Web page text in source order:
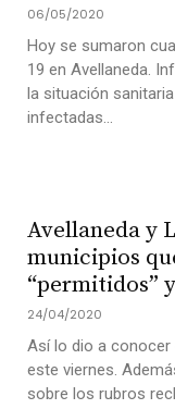
06/05/2020
Hoy se sumaron
19 en Avellaneda.
la situación
infectadas...
Avellaneda y
municipios
“permitidos”
24/04/2020
Así lo dio a conocer
este viernes.
sobre los rubros